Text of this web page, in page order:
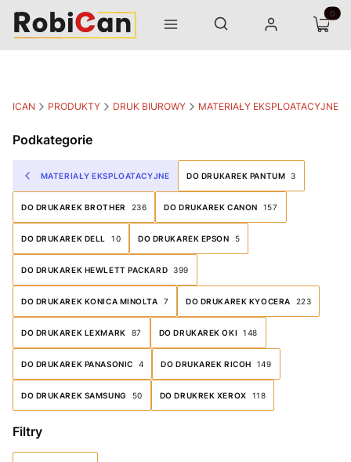
Menu Otwórz wyszukiwarkę
Szukaj Zaloguj się Koszyk
PRODUKTY DRUK BIUROWY MATERIAŁY EKSPLOATACYJNE
Podkategorie
MATERIAŁY EKSPLOATACYJNE DO DRUKAREK PANTUM 3
DO DRUKAREK BROTHER 236 DO DRUKAREK CANON 157
DO DRUKAREK DELL 10 DO DRUKAREK EPSON 5
DO DRUKAREK HEWLETT PACKARD 399
DO DRUKAREK KONICA MINOLTA 7 DO DRUKAREK KYOCERA 223
DO DRUKAREK LEXMARK 87 DO DRUKAREK OKI 148
DO DRUKAREK PANASONIC 4 DO DRUKAREK RICOH 149
DO DRUKAREK SAMSUNG 50 DO DRUKREK XEROX 118
Filtry